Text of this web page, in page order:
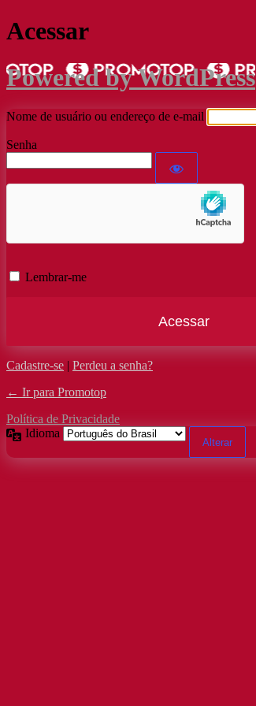
Acessar
Powered by WordPress
Nome de usuário ou endereço de e-mail
Senha
Lembrar-me
Cadastre-se | Perdeu a senha?
← Ir para Promotop
Política de Privacidade
Idioma